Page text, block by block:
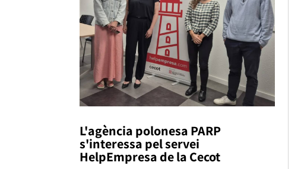
L'agència polonesa PARP
s'interessa pel servei
HelpEmpresa de la Cecot